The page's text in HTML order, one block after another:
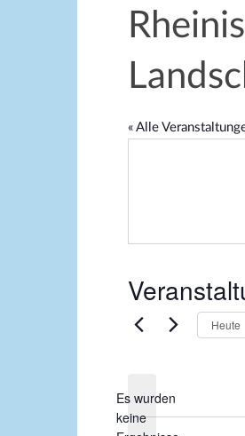
« Alle
Es wurden
keine
Heute